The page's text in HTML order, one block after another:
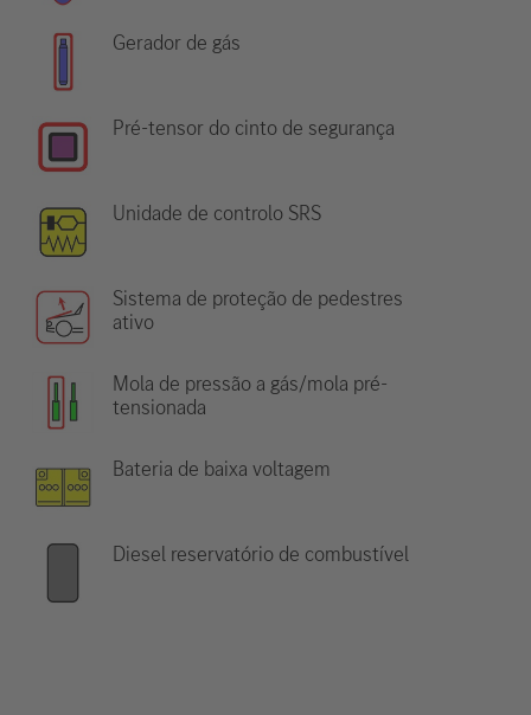
Gerador de gás
Pré-tensor do cinto de segurança
Unidade de controlo SRS
Sistema de proteção de pedestres
ativo
Mola de pressão a gás/mola pré-
tensionada
Bateria de baixa voltagem
Diesel reservatório de combustível